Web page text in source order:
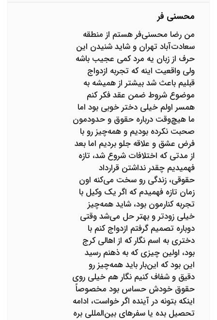
محسنی فر
من رضا محسنی‌فر هستم از منطقه
سعادت‌آباد تهران و شاید شنیدن این
حرف از زبان یه مرد کمی عجیب باشه
ولی واقعیت اینه که تجربه ازدواج
قبلیم باعث شد بیشتر از همیشه به
موضوع شروط ضمن عقد فکر کنم
همسر اولم خیلی دختر خوبی بود اما
ما هیچ‌وقت درباره حقوق و حدودمون
صحبت نکرده بودیم و همه‌چیز رو با
فرض عشق و علاقه جلو بردیم اما بعد
از مدتی که اختلافات شروع شد، تازه
فهمیدیم چقدر نداشتن قرارداد
حقوقی، زندگی رو سخت می‌کنه اون
زمان تازه فهمیدم که اگر یک وکیل با
تجربه کنارمون بود، شاید همه‌چیز
خیلی زودتر و بهتر حل می‌شد وقتی
دوباره تصمیم گرفتم ازدواج کنم با
دختری به اسم نگار که از اهالی کرج
بود، اولین چیزی که به ذهنم رسید
این بود که این‌بار باید همه‌چیز رو
دقیق و شفاف کنیم نگار هم خیلی روی
حقوق خودش حساس بود مخصوصاً
اینکه بتونه در آینده اگر خواست، ادامه
تحصیل بده یا سفرهای بین‌المللی بره